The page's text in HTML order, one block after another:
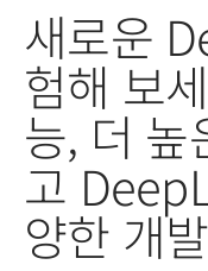
고품질 텍스트 번역
Building an
새로운
험해 보
능, 더 높
고
양한 개